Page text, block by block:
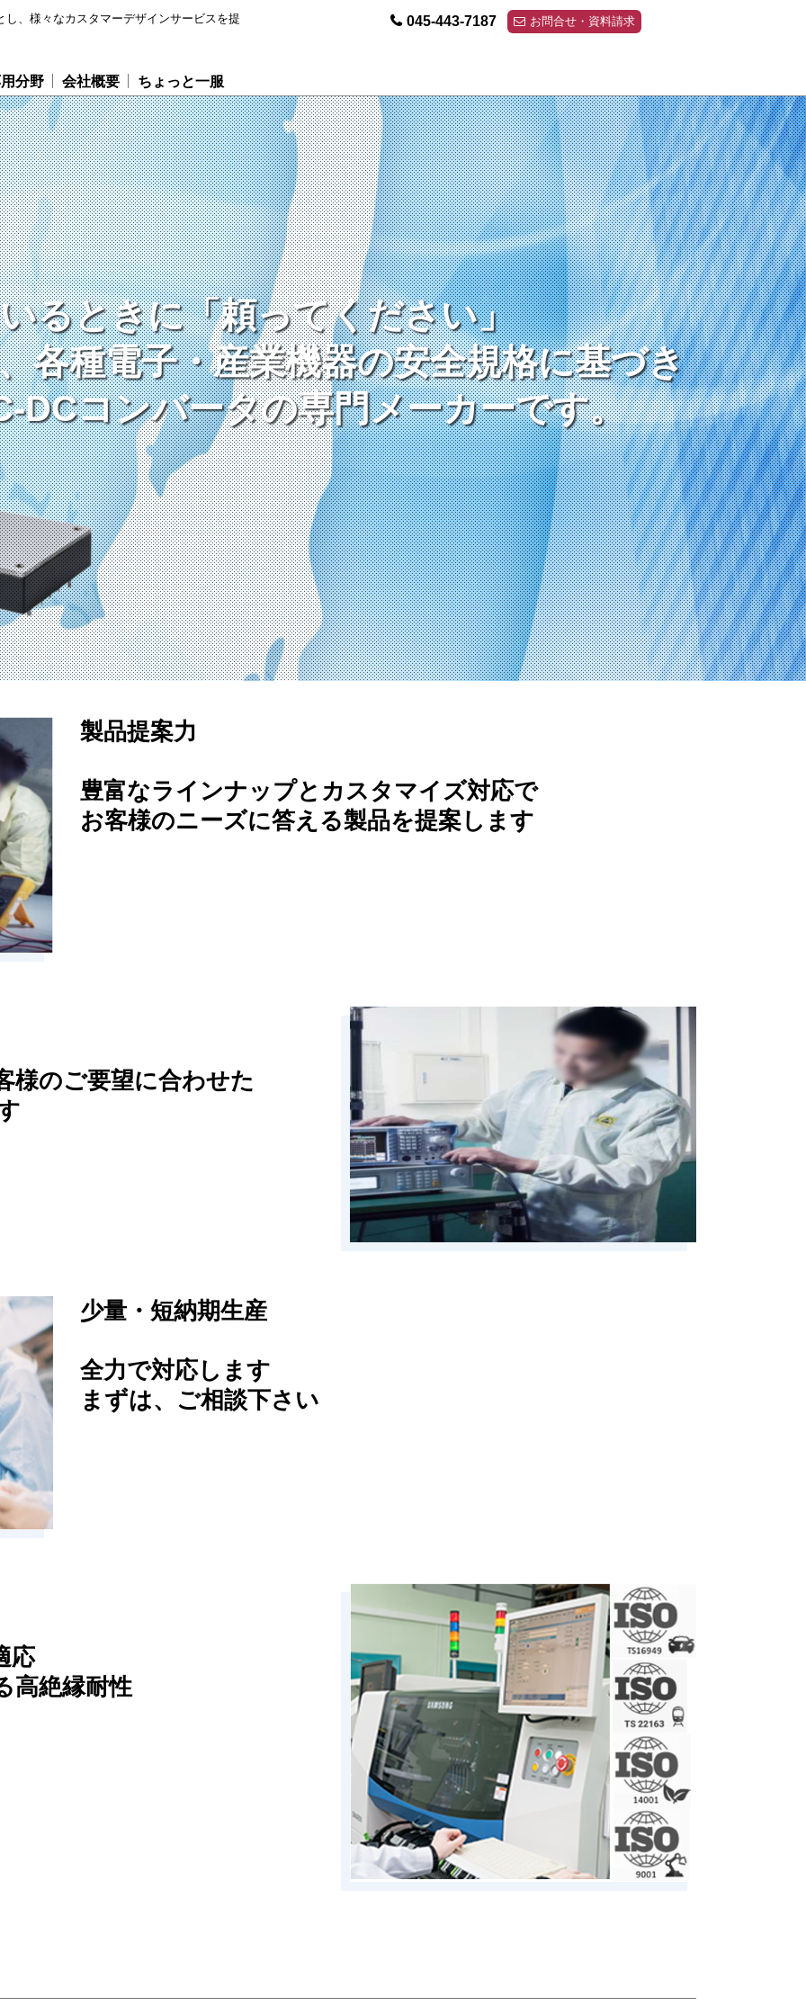
し、様々なカスタマーデザインサービスを提
分野 会社概要 ちょっと一服
045-443-7187 お問合せ・資料請求
るときに「頼ってください」
各種電子・産業機器の安全規格に基づき
DCコンバータの専門メーカーです。
るときに「頼ってください」
各種電子・産業機器の安全規格に基づき
DCコンバータの専門メーカーです。
るときに「頼ってください」
各種電子・産業機器の安全規格に基づき
DCコンバータの専門メーカーです。
製品提案力
豊富なラインナップとカスタマイズ対応で
お客様のニーズに答える製品を提案します
様のご要望に合わせた
少量・短納期生産
全力で対応します
まずは、ご相談下さい
応
高絶縁耐性